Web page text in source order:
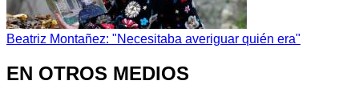
Beatriz Montañez: "Necesitaba averiguar quién era"
EN OTROS MEDIOS